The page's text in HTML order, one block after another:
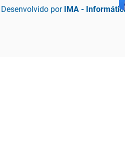
Desenvolvido por IMA -